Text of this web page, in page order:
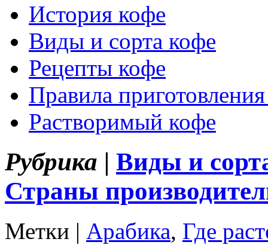
История кофе
Виды и сорта кофе
Рецепты кофе
Правила
Растворимый кофе
Рубрика | Виды и
Страны
Метки | Арабика, Где